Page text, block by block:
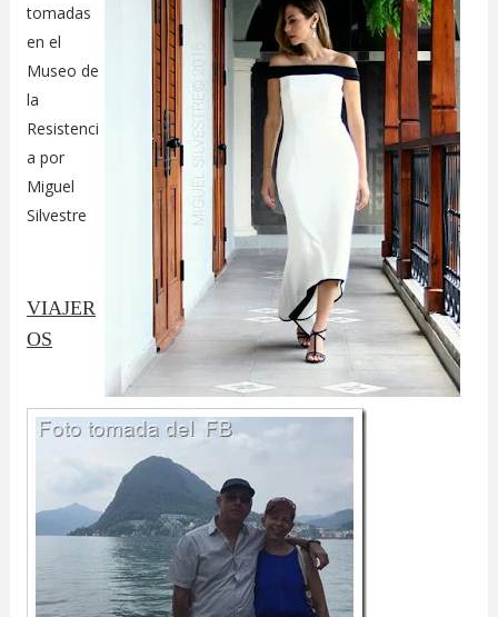
tomadas
en el
Museo de
la
Resistenci
a por
Miguel
Silvestre
VIAJER
OS